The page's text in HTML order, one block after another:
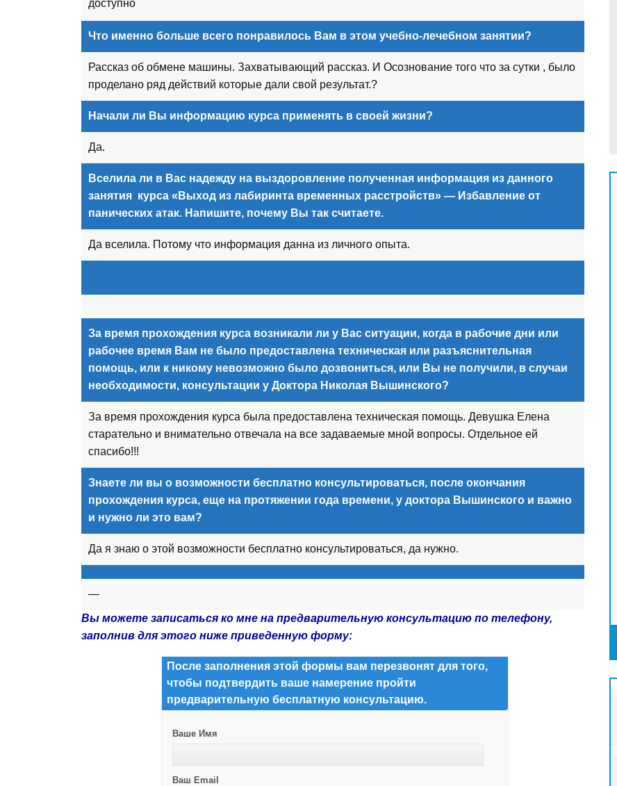
доступно
Что именно больше всего понравилось Вам в этом учебно-лечебном занятии?
Рассказ об обмене машины. Захватывающий рассказ. И Осознование того что за сутки , было
проделано ряд действий которые дали свой результат.?
Начали ли Вы информацию курса применять в своей жизни?
Да.
Вселила ли в Вас надежду на выздоровление полученная информация из данного
занятия курса «Выход из лабиринта временных расстройств» — Избавление от
панических атак. Напишите, почему Вы так считаете.
Да вселила. Потому что информация данна из личного опыта.
За время прохождения курса возникали ли у Вас ситуации, когда в рабочие дни или
рабочее время Вам не было предоставлена техническая или разъяснительная
помощь, или к никому невозможно было дозвониться, или Вы не получили, в случаи
необходимости, консультации у Доктора Николая Вышинского?
За время прохождения курса была предоставлена техническая помощь. Девушка Елена
старательно и внимательно отвечала на все задаваемые мной вопросы. Отдельное ей
спасибо!!!
Знаете ли вы о возможности бесплатно консультироваться, после окончания
прохождения курса, еще на протяжении года времени, у доктора Вышинского и важно
и нужно ли это вам?
Да я знаю о этой возможности бесплатно консультироваться, да нужно.
—
Вы можете записаться ко мне на предварительную консультацию по телефону,
заполнив для этого ниже приведенную форму:
После заполнения этой формы вам перезвонят для того,
чтобы подтвердить ваше намерение пройти
предварительную бесплатную консультацию.
Ваше Имя
Ваш Email